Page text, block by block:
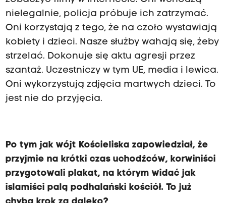
nielegalnie, policja próbuje ich zatrzymać.
Oni korzystają z tego, że na czoło wystawiają
kobiety i dzieci. Nasze służby wahają się, żeby
strzelać. Dokonuje się aktu agresji przez
szantaż. Uczestniczy w tym UE, media i lewica.
Oni wykorzystują zdjęcia martwych dzieci. To
jest nie do przyjęcia.
Po tym jak wójt Kościeliska zapowiedział, że
przyjmie na krótki czas uchodźców, korwiniści
przygotowali plakat, na którym widać jak
islamiści palą podhalański kościół. To już